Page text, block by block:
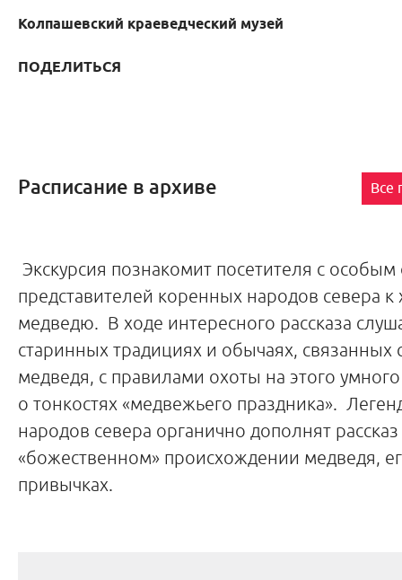
Колпашевский краеведческий музей
ПОДЕЛИТЬСЯ
Все
Расписание в архиве
Экскурсия познакомит посетителя с
представителей коренных народов севера к
медведю. В ходе интересного рассказа
старинных традициях и обычаях, связанных
медведя, с правилами охоты на этого
о тонкостях «медвежьего праздника».
народов севера органично дополнят рассказ
«божественном» происхождении медведя,
привычках.